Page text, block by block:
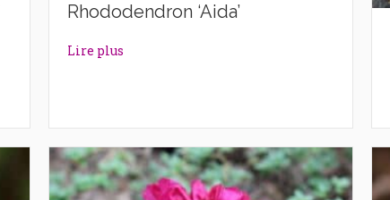
Rhododendron ‘Aida’
Lire plus